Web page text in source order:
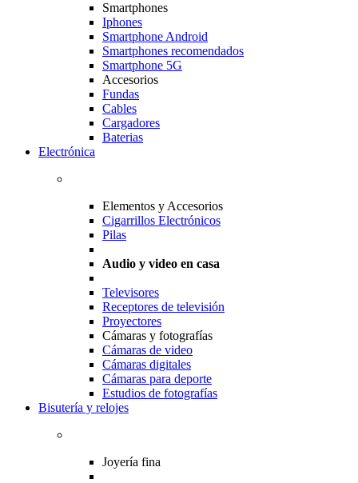
Smartphones
Iphones
Smartphone Android
Smartphones recomendados
Smartphone 5G
Accesorios
Fundas
Cables
Cargadores
Baterias
Electrónica
Elementos y Accesorios
Cigarrillos Electrónicos
Pilas
Audio y video en casa
Televisores
Receptores de televisión
Proyectores
Cámaras y fotografías
Cámaras de video
Cámaras digitales
Cámaras para deporte
Estudios de fotografías
Bisutería y relojes
Joyería fina